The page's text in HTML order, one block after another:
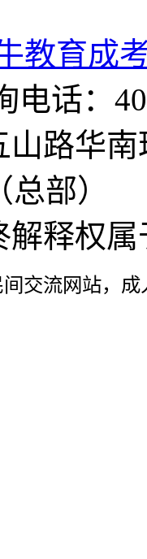
教育成
电话：
山路华
部）
解释权
交流网站，